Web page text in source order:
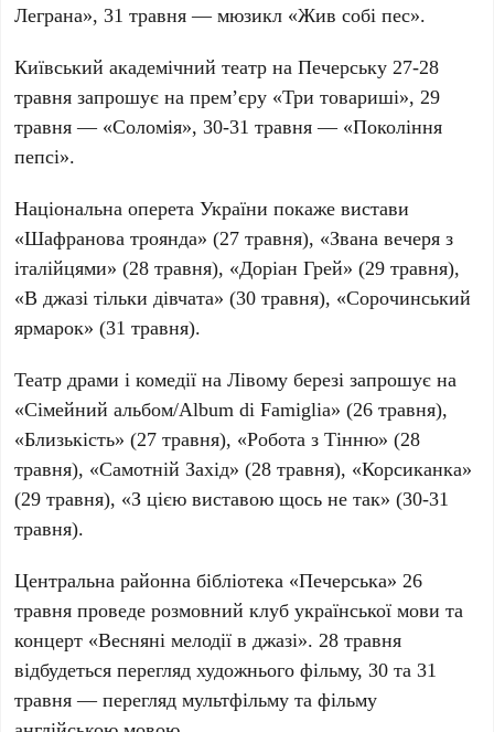
Леграна», 31 травня — мюзикл «Жив собі пес».
Київський академічний театр на Печерську 27-28
травня запрошує на прем’єру «Три товариші», 29
травня — «Соломія», 30-31 травня — «Покоління
пепсі».
Національна оперета України покаже вистави
«Шафранова троянда» (27 травня), «Звана вечеря з
італійцями» (28 травня), «Доріан Грей» (29 травня),
«В джазі тільки дівчата» (30 травня), «Сорочинський
ярмарок» (31 травня).
Театр драми і комедії на Лівому березі запрошує на
«Сімейний альбом/Album di Famiglia» (26 травня),
«Близькість» (27 травня), «Робота з Тінню» (28
травня), «Самотній Захід» (28 травня), «Корсиканка»
(29 травня), «З цією виставою щось не так» (30-31
травня).
Центральна районна бібліотека «Печерська» 26
травня проведе розмовний клуб української мови та
концерт «Весняні мелодії в джазі». 28 травня
відбудеться перегляд художнього фільму, 30 та 31
травня — перегляд мультфільму та фільму